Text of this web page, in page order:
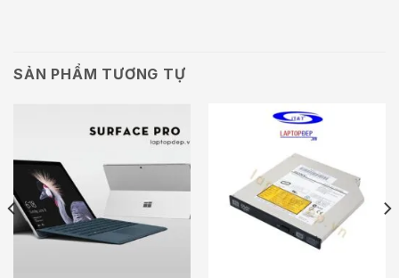
SẢN PHẨM TƯƠNG TỰ